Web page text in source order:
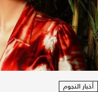
أخبار النجوم